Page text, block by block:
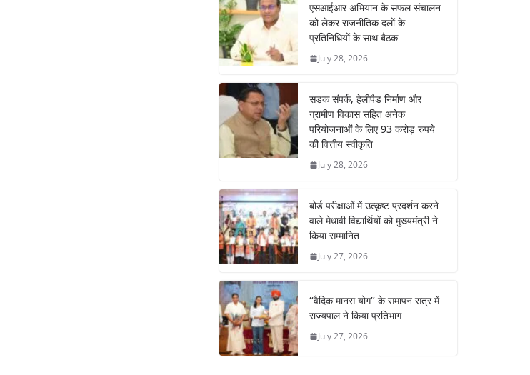
एसआईआर अभियान के सफल संचालन
को लेकर राजनीतिक दलों के
प्रतिनिधियों के साथ बैठक
July 28, 2026
सड़क संपर्क, हेलीपैड निर्माण और
ग्रामीण विकास सहित अनेक
परियोजनाओं के लिए 93 करोड़ रुपये
की वित्तीय स्वीकृति
July 28, 2026
बोर्ड परीक्षाओं में उत्कृष्ट प्रदर्शन करने
वाले मेधावी विद्यार्थियों को मुख्यमंत्री ने
किया सम्मानित
July 27, 2026
‘‘वैदिक मानस योग’’ के समापन सत्र में
राज्यपाल ने किया प्रतिभाग
July 27, 2026